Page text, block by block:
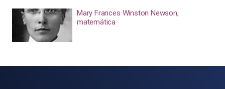
Mary Frances Winston Newson,
matemática